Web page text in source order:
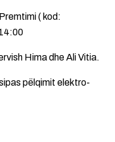
( kod:
Hima dhe Ali Vitia.
pëlqimit elektro-